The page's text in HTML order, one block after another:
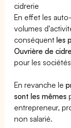
cidrerie
En effet les
volumes
conséquentles
Ouvrière de
pour les
En revanche le
sont les mêmes
entrepreneur,
non salarié.